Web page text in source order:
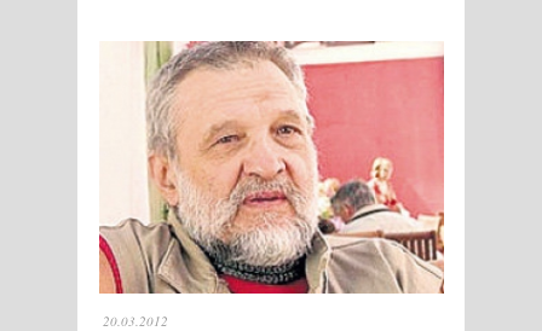
20.03.2012